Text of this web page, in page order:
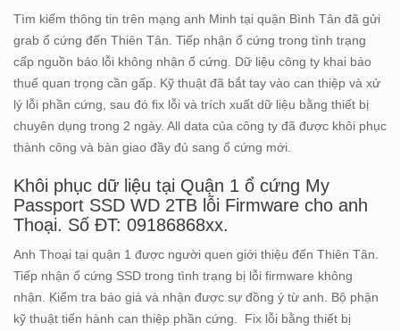
Tìm kiếm thông tin trên mạng anh Minh tại quận Bình Tân đã gửi
grab ổ cứng đến Thiên Tân. Tiếp nhận ổ cứng trong tình trạng
cấp nguồn báo lỗi không nhận ổ cứng. Dữ liệu công ty khai báo
thuế quan trọng cần gấp. Kỹ thuật đã bắt tay vào can thiệp và xử
lý lỗi phần cứng, sau đó fix lỗi và trích xuất dữ liệu bằng thiết bị
chuyên dụng trong 2 ngày. All data của công ty đã được khôi phục
thành công và bàn giao đầy đủ sang ổ cứng mới.
Khôi phục dữ liệu tại Quận 1 ổ cứng My
Passport SSD WD 2TB lỗi Firmware cho anh
Thoại. Số ĐT: 09186868xx.
Anh Thoại tại quận 1 được người quen giới thiệu đến Thiên Tân.
Tiếp nhận ổ cứng SSD trong tình trạng bị lỗi firmware không
nhận. Kiểm tra báo giá và nhận được sự đồng ý từ anh. Bộ phận
kỹ thuật tiến hành can thiệp phần cứng. Fix lỗi bằng thiết bị